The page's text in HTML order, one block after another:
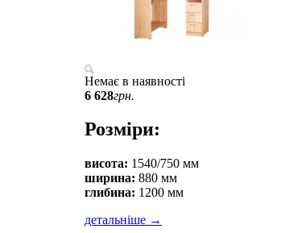
Немає в наявності
6 628грн.
Розміри:
висота: 1540/750 мм
ширина: 880 мм
глибина: 1200 мм
детальніше →